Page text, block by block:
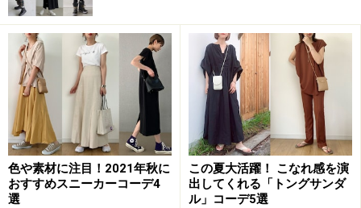
色や素材に注目！2021年秋に
おすすめスニーカーコーデ4
選
この夏大活躍！ こなれ感を演
出してくれる「トングサンダ
ル」コーデ5選